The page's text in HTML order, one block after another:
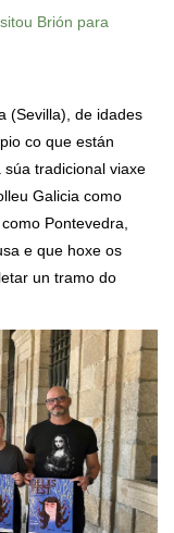
Brión para
(Sevilla), de idades
co que están
súa tradicional viaxe
Galicia como
Pontevedra,
e que hoxe os
un tramo do